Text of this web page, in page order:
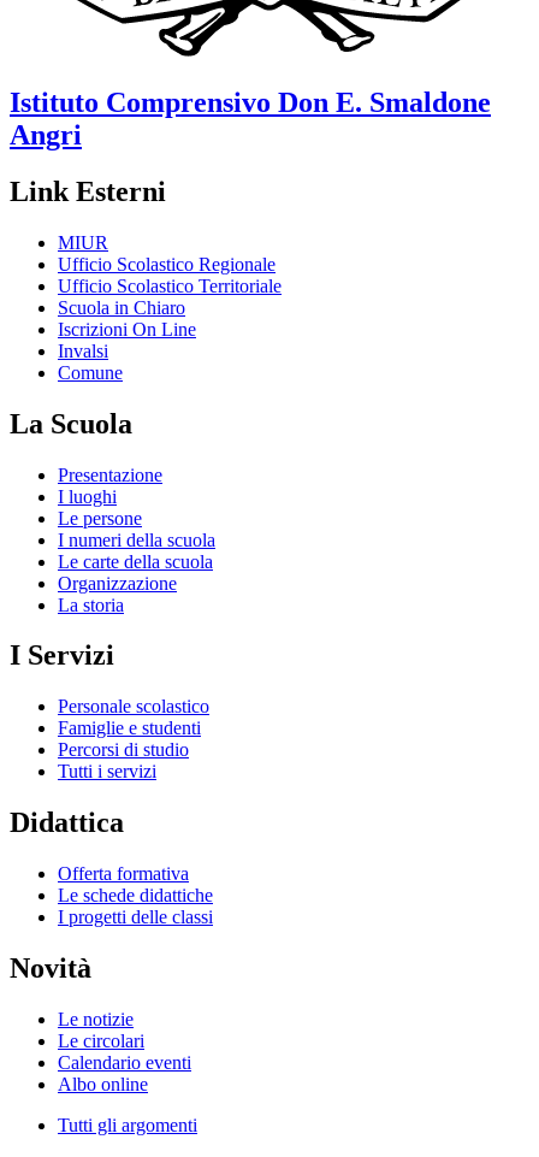
Istituto Comprensivo Don E. Smaldone
Angri
Link Esterni
MIUR
Ufficio Scolastico Regionale
Ufficio Scolastico Territoriale
Scuola in Chiaro
Iscrizioni On Line
Invalsi
Comune
La Scuola
Presentazione
I luoghi
Le persone
I numeri della scuola
Le carte della scuola
Organizzazione
La storia
I Servizi
Personale scolastico
Famiglie e studenti
Percorsi di studio
Tutti i servizi
Didattica
Offerta formativa
Le schede didattiche
I progetti delle classi
Novità
Le notizie
Le circolari
Calendario eventi
Albo online
Tutti gli argomenti